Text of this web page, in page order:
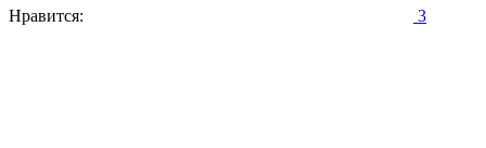
Нравится: 3